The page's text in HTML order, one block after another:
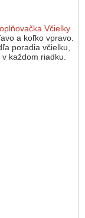
Včielky
a koľko vpravo.
poradia včielku,
každom riadku.